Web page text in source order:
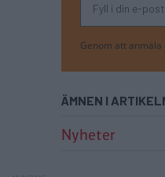
Genom att
ÄMNEN I
Nyheter